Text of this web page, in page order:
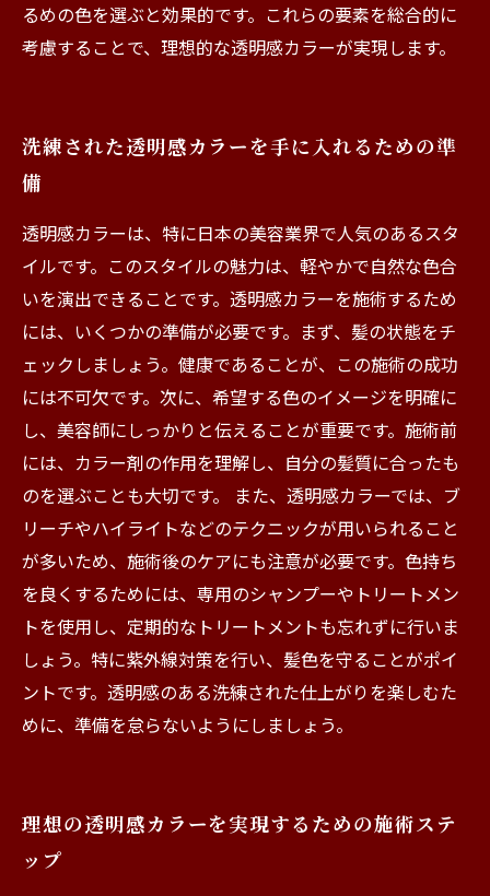
るめの色を選ぶと効果的です。これらの要素を総合的に
考慮することで、理想的な透明感カラーが実現します。
洗練された透明感カラーを手に入れるための準
備
透明感カラーは、特に日本の美容業界で人気のあるスタ
イルです。このスタイルの魅力は、軽やかで自然な色合
いを演出できることです。透明感カラーを施術するため
には、いくつかの準備が必要です。まず、髪の状態をチ
ェックしましょう。健康であることが、この施術の成功
には不可欠です。次に、希望する色のイメージを明確に
し、美容師にしっかりと伝えることが重要です。施術前
には、カラー剤の作用を理解し、自分の髪質に合ったも
のを選ぶことも大切です。 また、透明感カラーでは、ブ
リーチやハイライトなどのテクニックが用いられること
が多いため、施術後のケアにも注意が必要です。色持ち
を良くするためには、専用のシャンプーやトリートメン
トを使用し、定期的なトリートメントも忘れずに行いま
しょう。特に紫外線対策を行い、髪色を守ることがポイ
ントです。透明感のある洗練された仕上がりを楽しむた
めに、準備を怠らないようにしましょう。
理想の透明感カラーを実現するための施術ステ
ップ